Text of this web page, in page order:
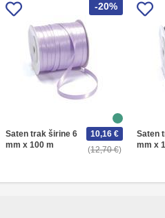
-20%
Saten trak širine 6
mm x 100 m
12,70 €
10,16 €
Saten
mm x